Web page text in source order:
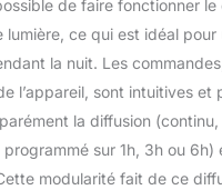
de faire fonctionner le
lumière, ce qui est idéal pour
la nuit. Les
l’appareil, sont intuitives et
la diffusion (continu,
sur 1h, 3h ou 6h)
modularité fait de ce